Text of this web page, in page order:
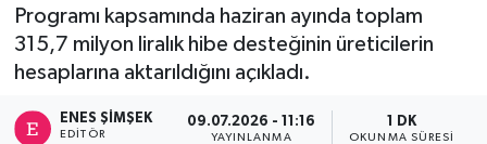
Programı kapsamında haziran ayında toplam
315,7 milyon liralık hibe desteğinin üreticilerin
hesaplarına aktarıldığını açıkladı.
ENES ŞIMŞEK
EDITÖR
09.07.2026 - 11:16
YAYINLANMA
1 DK
OKUNMA SÜRESI